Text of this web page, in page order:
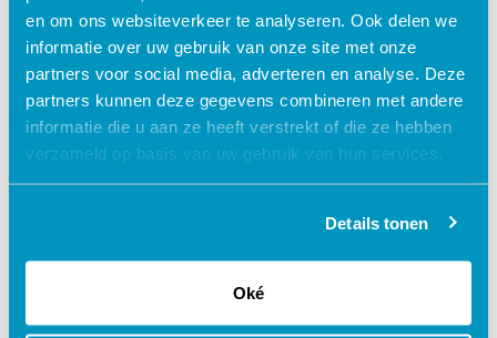
en om ons websiteverkeer te analyseren. Ook delen we
informatie over uw gebruik van onze site met onze
partners voor social media, adverteren en analyse. Deze
partners kunnen deze gegevens combineren met andere
informatie die u aan ze heeft verstrekt of die ze hebben
verzameld op basis van uw gebruik van hun services.
Details tonen
Oké
Privacybescherming en
informatiebeveiliging | ZKH |
Onderzoeker | Arrangement | e-learning
Wetgeving
geaccrediteerd + certificaat